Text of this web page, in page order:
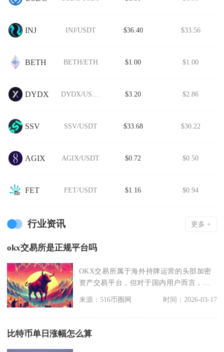
INJ INJ/USDT $36.40 $33.56
BETH BETH/ETH $1.00 $1.00
DYDX DYDX/USDT $3.20 $2.86
SSV SSV/USDT $33.68 $30.22
AGIX AGIX/USDT $0.72 $0.50
FET FET/USDT $1.16 $0.94
行业资讯 更多 +
okx交易所是正规平台吗
OKX交易所属于海外持牌运营的头部加密
资产交易平台，但对于国内用户而言，不
来源：516币圈网 时间：2026-03-17
比特币单日涨幅怎么算